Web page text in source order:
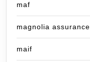
maf
magnolia assurance
maif